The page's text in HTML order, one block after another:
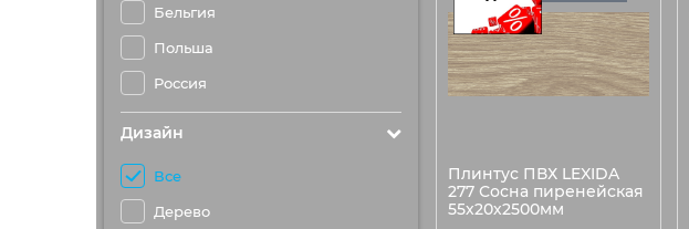
Бельгия
Польша
Россия
Дизайн
Все
Дерево
Плинтус ПВХ LEXIDA
277 Сосна пиренейская
55х20х2500мм